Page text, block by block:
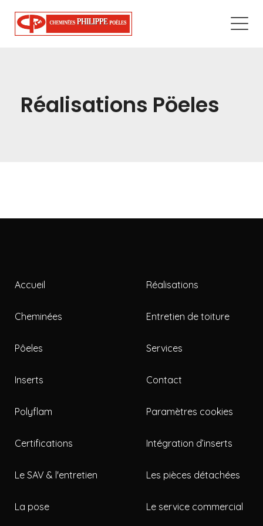
Réalisations Pöeles
Accueil
Cheminées
Pôeles
Inserts
Polyflam
Réalisations
Entretien de toiture
Services
Contact
Paramètres cookies
Certifications
Le SAV & l'entretien
La pose
Intégration d’inserts
Les pièces détachées
Le service commercial